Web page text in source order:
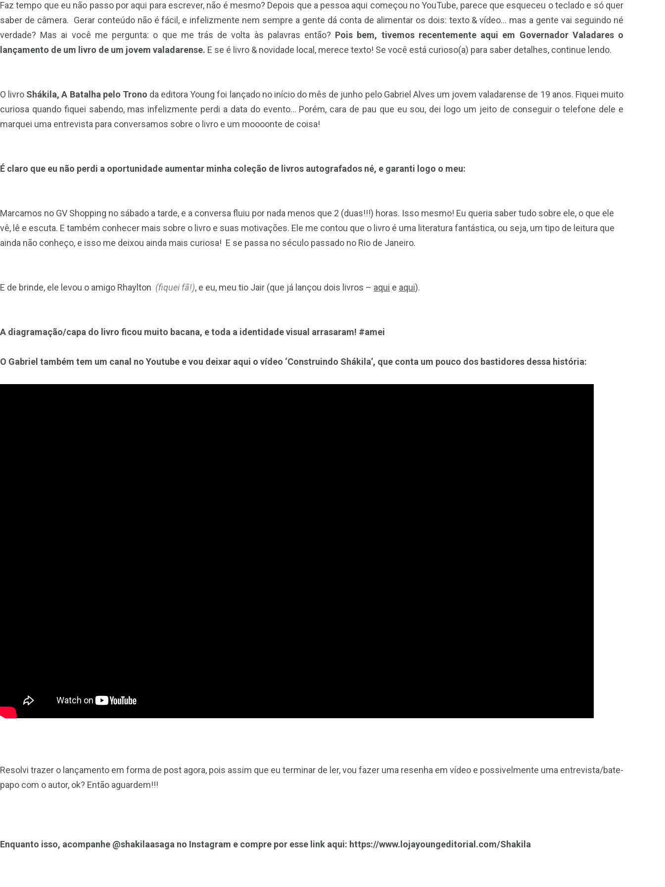
Faz tempo que eu não passo por aqui para escrever, não é mesmo? Depois que a pessoa aqui começou no YouTube, parece que esqueceu o teclado e só quer
saber de câmera. Gerar conteúdo não é fácil, e infelizmente nem sempre a gente dá conta de alimentar os dois: texto & vídeo… mas a gente vai seguindo né
verdade? Mas ai você me pergunta: o que me trás de volta às palavras então? Pois bem, tivemos recentemente aqui em Governador Valadares o
lançamento de um livro de um jovem valadarense. E se é livro & novidade local, merece texto! Se você está curioso(a) para saber detalhes, continue lendo.
O livro Shákila, A Batalha pelo Trono da editora Young foi lançado no início do mês de junho pelo Gabriel Alves um jovem valadarense de 19 anos. Fiquei muito
curiosa quando fiquei sabendo, mas infelizmente perdi a data do evento… Porém, cara de pau que eu sou, dei logo um jeito de conseguir o telefone dele e
marquei uma entrevista para conversamos sobre o livro e um moooonte de coisa!
É claro que eu não perdi a oportunidade aumentar minha coleção de livros autografados né, e garanti logo o meu:
Marcamos no GV Shopping no sábado a tarde, e a conversa fluiu por nada menos que 2 (duas!!!) horas. Isso mesmo! Eu queria saber tudo sobre ele, o que ele
vê, lê e escuta. E também conhecer mais sobre o livro e suas motivações. Ele me contou que o livro é uma literatura fantástica, ou seja, um tipo de leitura que
ainda não conheço, e isso me deixou ainda mais curiosa! E se passa no século passado no Rio de Janeiro.
E de brinde, ele levou o amigo Rhaylton (fiquei fã!), e eu, meu tio Jair (que já lançou dois livros – aqui e aqui).
A diagramação/capa do livro ficou muito bacana, e toda a identidade visual arrasaram! #amei
O Gabriel também tem um canal no Youtube e vou deixar aqui o vídeo ‘Construindo Shákila’, que conta um pouco dos bastidores dessa história:
Resolvi trazer o lançamento em forma de post agora, pois assim que eu terminar de ler, vou fazer uma resenha em vídeo e possivelmente uma entrevista/bate-
papo com o autor, ok? Então aguardem!!!
Enquanto isso, acompanhe @shakilaasaga no Instagram e compre por esse link aqui: https://www.lojayoungeditorial.com/Shakila